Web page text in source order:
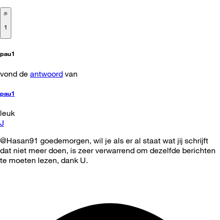
1
pau1
vond de antwoord van
pau1
leuk
J
@Hasan91 goedemorgen, wil je als er al staat wat jij schrijft
dat niet meer doen, is zeer verwarrend om dezelfde berichten
te moeten lezen, dank U.